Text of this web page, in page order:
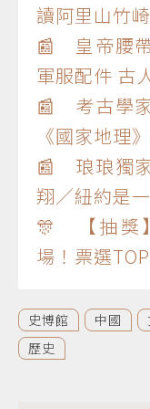
讀阿里山竹
📰 皇帝腰
軍服配件 古
📰 考古學
《國家地理
📰 琅琅獨
翔／紐約是
🎊 【抽獎
場！票選
史博館 中國
歷史